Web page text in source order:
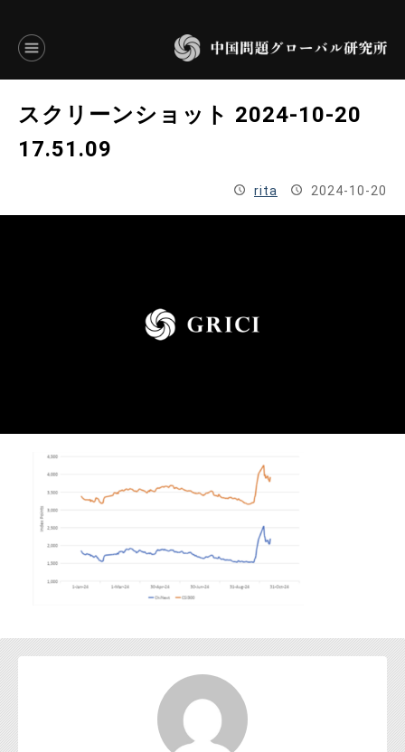
ENGLISH
お問い合わせ
スクリーンショット 2024-10-20
17.51.09
rita 2024-10-20